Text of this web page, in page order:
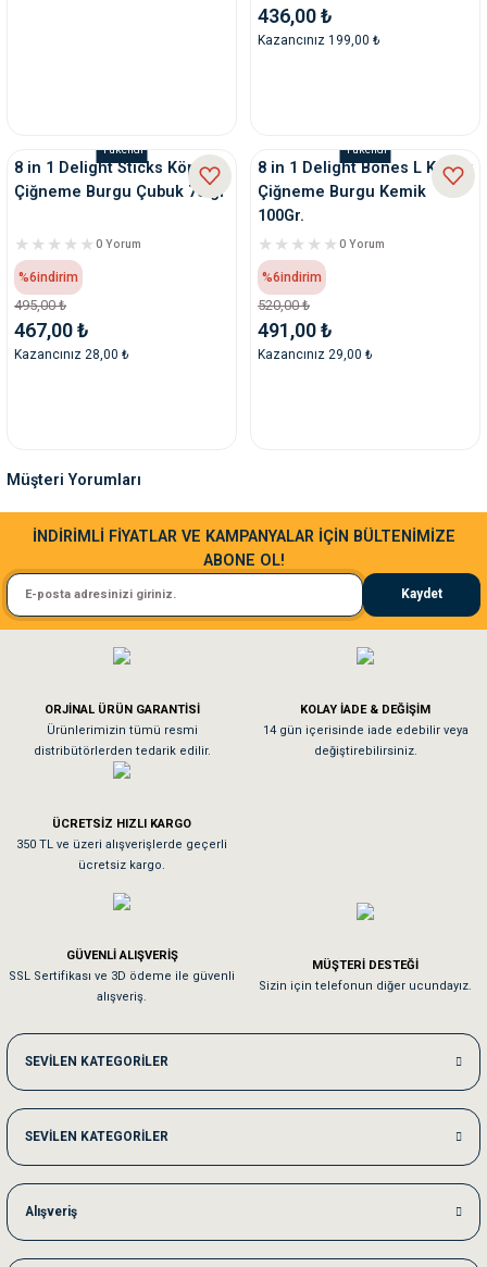
436,00 ₺
Kazancınız 199,00 ₺
Tükendi
8 in 1 Delight Sticks Köpek
Çiğneme Burgu Çubuk 75 gr
0 Yorum
%6indirim
495,00 ₺
467,00 ₺
Kazancınız 28,00 ₺
Tükendi
8 in 1 Delight Bones L Köpek
Çiğneme Burgu Kemik
100Gr.
0 Yorum
%6indirim
520,00 ₺
491,00 ₺
Kazancınız 29,00 ₺
Müşteri Yorumları
Sa**** Ta******
Kedim taze mamaya bayıldı kargo fimrasın da bir sorun yaşadım ve arkadaşlar
El**** Ek******
Köpeğim bayıldı hediyeler için teşekkürler
As**** Tu******
Tavşanım kafesinin kalitesine ve paketlemesine bayıldım
Sa**** On******
Kedilerim beğeniyorlar. Memnunuz. Uygun fiyatta olması iyi.
Me***** Ya******
Akşam verdiğim sipariş bir sonraki gün elime ulaştı. Jack russell köpeğim
Ka***** Ar******
İNDİRİMLİ FİYATLAR VE KAMPANYALAR İÇİN BÜLTENİMİZE
ABONE OL!
Kaydet
ORJİNAL ÜRÜN GARANTİSİ
Ürünlerimizin tümü resmi
distribütörlerden tedarik edilir.
KOLAY İADE & DEĞİŞİM
14 gün içerisinde iade edebilir veya
değiştirebilirsiniz.
ÜCRETSİZ HIZLI KARGO
350 TL ve üzeri alışverişlerde geçerli
ücretsiz kargo.
GÜVENLİ ALIŞVERİŞ
SSL Sertifikası ve 3D ödeme ile güvenli
alışveriş.
MÜŞTERİ DESTEĞİ
Sizin için telefonun diğer ucundayız.
SEVİLEN KATEGORİLER
SEVİLEN KATEGORİLER
Alışveriş